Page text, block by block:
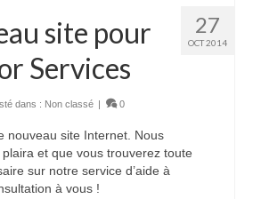
27
OCT 2014
site pour
Services
dans : Non classé 0
nouveau site Internet. Nous
plaira et que vous trouverez toute
sur notre service d’aide à
à vous !